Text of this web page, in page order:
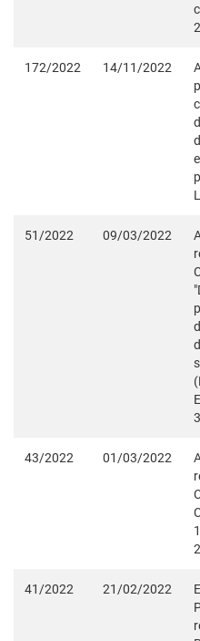
172/2022 14/11/2022
51/2022 09/03/2022
43/2022 01/03/2022
41/2022 21/02/2022